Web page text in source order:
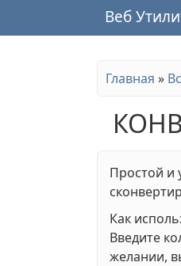
Веб
Главная »
Простой и
Как
Введите
желании,